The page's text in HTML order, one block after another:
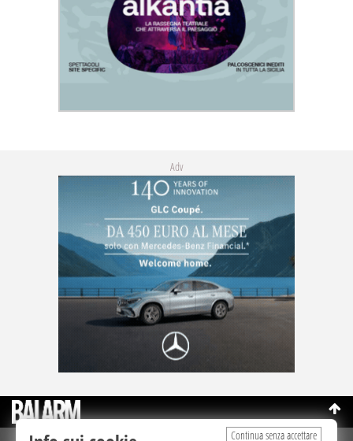
Adv
Continua senza accettare